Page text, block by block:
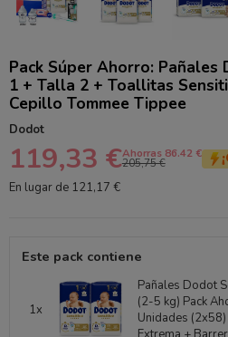
Pack Súper Ahorro:
1 + Talla 2 + Toallitas
Cepillo Tommee Tippee
Dodot
119,33 €Ahorras 86.42 €
205,75 €
En lugar de 121,17 €
Este pack contiene
1x
Pañales Dodot
(2-5 kg) Pack
Unidades